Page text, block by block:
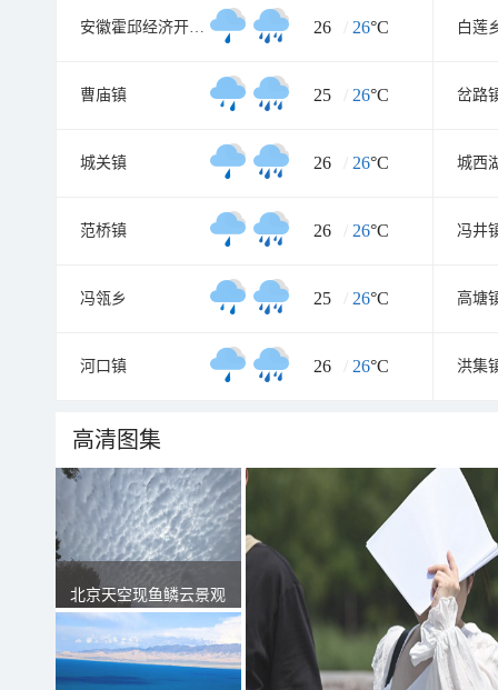
安徽霍邱经济开发区 26 / 26°C 白莲
曹庙镇 25 / 26°C 岔路
城关镇 26 / 26°C 城西
范桥镇 26 / 26°C 冯井
冯瓴乡 25 / 26°C 高塘
河口镇 26 / 26°C 洪集
高清图集
北京天空现鱼鳞云景观